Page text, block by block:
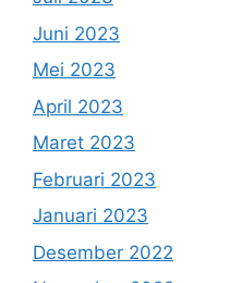
Juni 2023
Mei 2023
April 2023
Maret 2023
Februari 2023
Januari 2023
Desember 2022